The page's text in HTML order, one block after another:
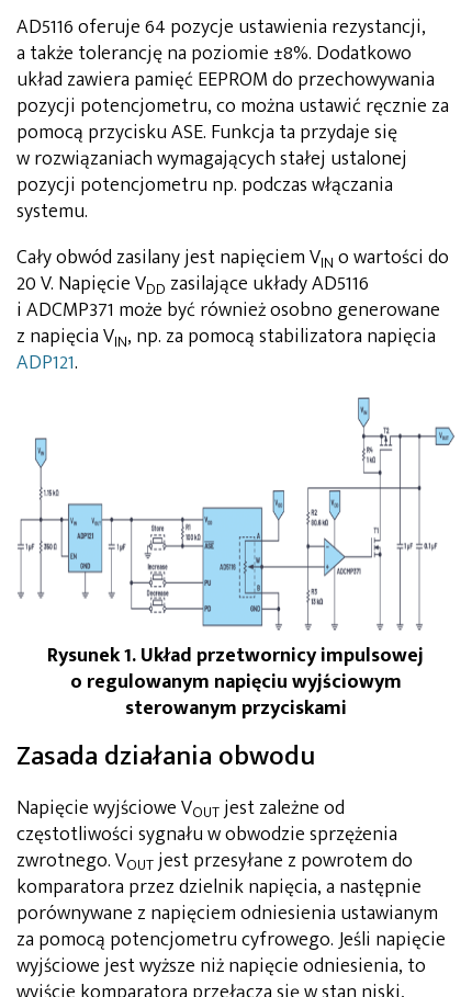
AD5116 oferuje 64 pozycje ustawienia rezystancji,
a także tolerancję na poziomie ±8%. Dodatkowo
układ zawiera pamięć EEPROM do przechowywania
pozycji potencjometru, co można ustawić ręcznie za
pomocą przycisku ASE. Funkcja ta przydaje się
w rozwiązaniach wymagających stałej ustalonej
pozycji potencjometru np. podczas włączania
systemu.
Cały obwód zasilany jest napięciem VIN o wartości do
20 V. Napięcie VDD zasilające układy AD5116
i ADCMP371 może być również osobno generowane
z napięcia VIN, np. za pomocą stabilizatora napięcia
ADP121.
Rysunek 1. Układ przetwornicy impulsowej
o regulowanym napięciu wyjściowym
sterowanym przyciskami
Zasada działania obwodu
Napięcie wyjściowe VOUTjest zależne od
częstotliwości sygnału w obwodzie sprzężenia
zwrotnego. VOUTjest przesyłane z powrotem do
komparatora przez dzielnik napięcia, a następnie
porównywane z napięciem odniesienia ustawianym
za pomocą potencjometru cyfrowego. Jeśli napięcie
wyjściowe jest wyższe niż napięcie odniesienia, to